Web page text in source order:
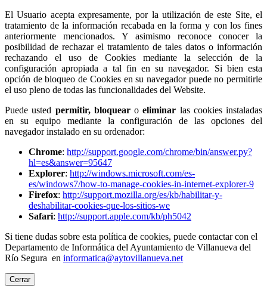
El Usuario acepta expresamente, por la utilización de este Site, el
tratamiento de la información recabada en la forma y con los fines
anteriormente mencionados. Y asimismo reconoce conocer la
posibilidad de rechazar el tratamiento de tales datos o información
rechazando el uso de Cookies mediante la selección de la
configuración apropiada a tal fin en su navegador. Si bien esta
opción de bloqueo de Cookies en su navegador puede no permitirle
el uso pleno de todas las funcionalidades del Website.
Puede usted permitir, bloquearoeliminar las cookies instaladas
en su equipo mediante la configuración de las opciones del
navegador instalado en su ordenador:
Chrome: http://support.google.com/chrome/bin/answer.py?
hl=es&answer=95647
Explorer: http://windows.microsoft.com/es-
es/windows7/how-to-manage-cookies-in-internet-explorer-9
Firefox: http://support.mozilla.org/es/kb/habilitar-y-
deshabilitar-cookies-que-los-sitios-we
Safari: http://support.apple.com/kb/ph5042
Si tiene dudas sobre esta política de cookies, puede contactar con el
Departamento de Informática del Ayuntamiento de Villanueva del
Río Segura en informatica@aytovillanueva.net
Cerrar